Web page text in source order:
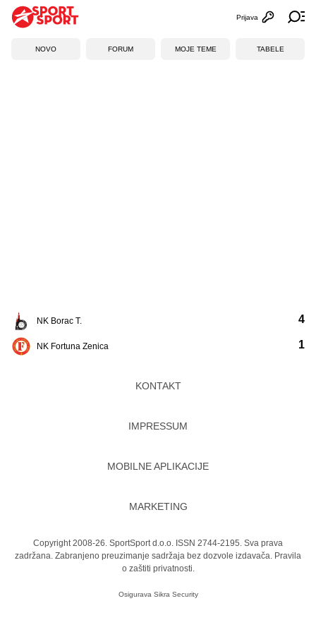
Otvori
Prijava
NOVO FORUM MOJE TEME TABELE
NK Borac T.
NK Fortuna Zenica
4
1
KONTAKT
IMPRESSUM
MOBILNE APLIKACIJE
MARKETING
Copyright 2008-26. SportSport d.o.o. ISSN 2744-2195. Sva prava
zadržana. Zabranjeno preuzimanje sadržaja bez dozvole izdavača. Pravila
o zaštiti privatnosti.
Osigurava Sikra Security